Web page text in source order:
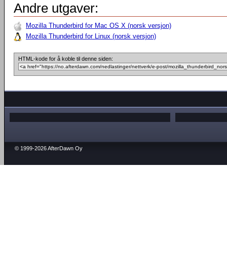
Andre utgaver:
Mozilla Thunderbird for Mac OS X (norsk versjon)
Mozilla Thunderbird for Linux (norsk versjon)
HTML-kode for å koble til denne siden:
© 1999-2026 AfterDawn Oy